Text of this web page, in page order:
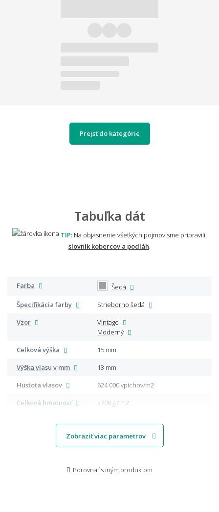
Prejsť do kategórie
Tabuľka dát
TIP: Na objasnenie všetkých pojmov sme pripravili:
slovník kobercov a podláh
Farba
Šedá
Špecifikácia farby
Strieborno šedá
Vzor
Vintage
Moderný
Celková výška
15 mm
Výška vlasu v mm
13 mm
Hustota vlasov
624 000 vpichov/m2
Celková hmotnosť
2700 g / m2
Zobraziť viac parametrov
Porovnať s iným produktom